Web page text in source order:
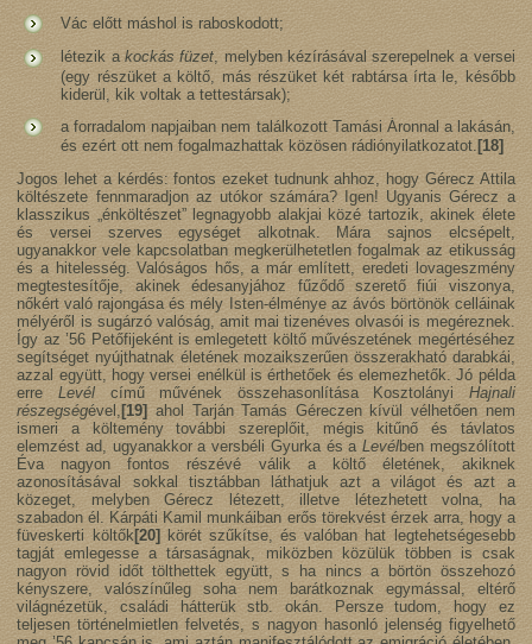
Vác előtt máshol is raboskodott;
létezik akockás füzet, melyben kézírásával szerepelnek a versei
(egy részüket a költő, más részüket két rabtársa írta le, később
kiderül, kik voltak a tettestársak);
a forradalom napjaiban nem találkozott Tamási Áronnal a lakásán,
és ezért ott nem fogalmazhattak közösen rádiónyilatkozatot. [18]
Jogos lehet a kérdés: fontos ezeket tudnunk ahhoz, hogy Gérecz Attila
költészete fennmaradjon az utókor számára? Igen! Ugyanis Gérecz a
klasszikus „énköltészet” legnagyobb alakjai közé tartozik, akinek élete
és versei szerves egységet alkotnak. Mára sajnos elcsépelt,
ugyanakkor vele kapcsolatban megkerülhetetlen fogalmak az etikusság
és a hitelesség. Valóságos hős, a már említett, eredeti lovageszmény
megtestesítője, akinek édesanyjához fűződő szerető fiúi viszonya,
nőkért való rajongása és mély Isten-élménye az ávós börtönök celláinak
mélyéről is sugárzó valóság, amit mai tizenéves olvasói is megéreznek.
Így az ’56 Petőfijeként is emlegetett költő művészetének megértéséhez
segítséget nyújthatnak életének mozaikszerűen összerakható darabkái,
azzal együtt, hogy versei enélkül is érthetőek és elemezhetők. Jó példa
erre Levél című művének összehasonlítása Kosztolányi Hajnali
részegségével, [19] ahol Tarján Tamás Géreczen kívül vélhetően nem
ismeri a költemény további szereplőit, mégis kitűnő és távlatos
elemzést ad, ugyanakkor a versbéli Gyurka és a Levélben megszólított
Éva nagyon fontos részévé válik a költő életének, akiknek
azonosításával sokkal tisztábban láthatjuk azt a világot és azt a
közeget, melyben Gérecz létezett, illetve létezhetett volna, ha
szabadon él. Kárpáti Kamil munkáiban erős törekvést érzek arra, hogy a
füveskerti költők[20] körét szűkítse, és valóban hat legtehetségesebb
tagját emlegesse a társaságnak, miközben közülük többen is csak
nagyon rövid időt tölthettek együtt, s ha nincs a börtön összehozó
kényszere, valószínűleg soha nem barátkoznak egymással, eltérő
világnézetük, családi hátterük stb. okán. Persze tudom, hogy ez
teljesen történelmietlen felvetés, s nagyon hasonló jelenség figyelhető